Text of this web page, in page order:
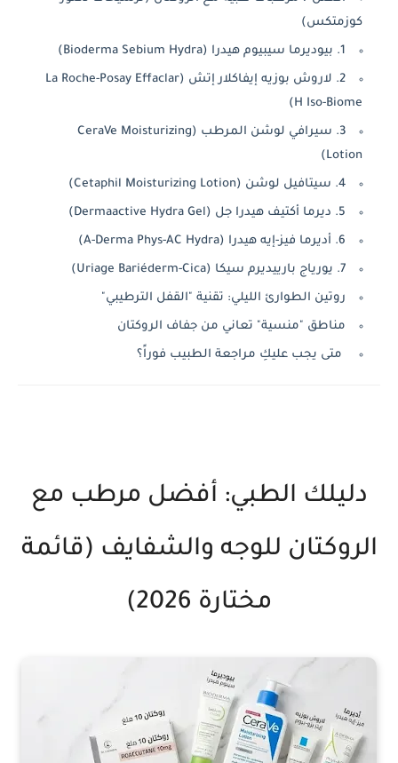
كوزمتكس)
1. بيوديرما سيبيوم هيدرا (Bioderma Sebium Hydra)
2. لاروش بوزيه إيفاكلار إتش (La Roche-Posay Effaclar
H Iso-Biome)
3. سيرافي لوشن المرطب (CeraVe Moisturizing
Lotion)
4. سيتافيل لوشن (Cetaphil Moisturizing Lotion)
5. ديرما أكتيف هيدرا جل (Dermaactive Hydra Gel)
6. أديرما فيز-إيه هيدرا (A-Derma Phys-AC Hydra)
7. يورياج بارييديرم سيكا (Uriage Bariéderm-Cica)
روتين الطوارئ الليلي: تقنية "القفل الترطيبي"
مناطق "منسية" تعاني من جفاف الروكتان
متى يجب عليكِ مراجعة الطبيب فوراً؟
دليلك الطبي: أفضل مرطب مع
الروكتان للوجه والشفايف (قائمة
مختارة 2026)